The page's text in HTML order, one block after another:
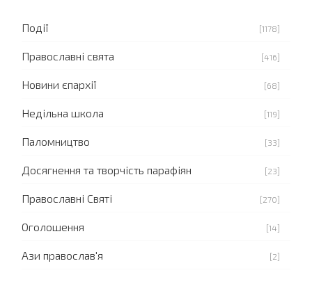
Події [1178]
Православні свята [416]
Новини єпархії [68]
Недільна школа [119]
Паломництво [33]
Досягнення та творчість парафіян [23]
Православні Святі [270]
Оголошення [14]
Ази православ'я [2]